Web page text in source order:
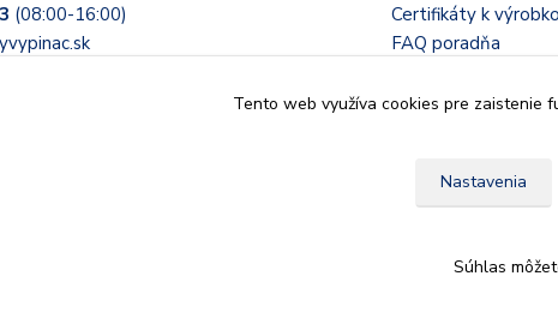
(08:00-16:00)
Certifikáty k
FAQ poradňa
Tento web využíva cookies pre zaistenie
Nastavenia
Súhlas